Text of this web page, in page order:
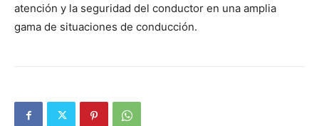
atención y la seguridad del conductor en una amplia
gama de situaciones de conducción.